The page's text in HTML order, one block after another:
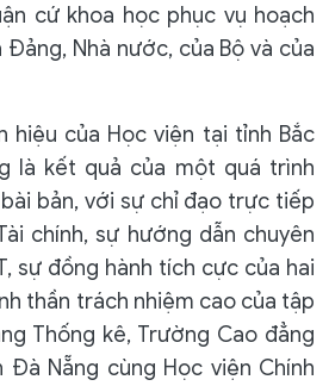
cứ khoa học phục vụ hoạch
Đảng, Nhà nước, của Bộ và của
hiệu của Học viện tại tỉnh Bắc
là kết quả của một quá trình
bản, với sự chỉ đạo trực tiếp
chính, sự hướng dẫn chuyên
sự đồng hành tích cực của hai
thần trách nhiệm cao của tập
Thống kê, Trường Cao đẳng
Đà Nẵng cùng Học viện Chính